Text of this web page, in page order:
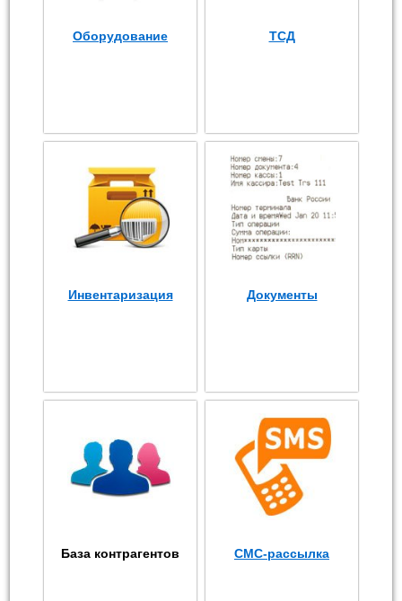
Оборудование ТСД
Инвентаризация Документы
База контрагентов СМС-рассылка